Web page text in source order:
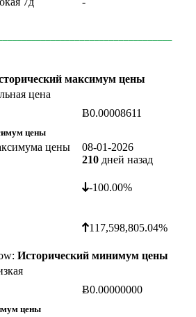
максимум цены
цена
цены
Ƀ0.00008611
цены
08-01-2026
210 дней назад
-100.00%
117,598,805.04%
Исторический минимум цены
цены
Ƀ0.00000000